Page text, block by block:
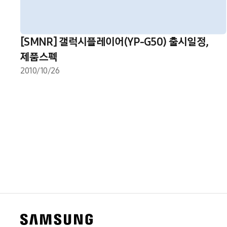
[SMNR] 갤럭시플레이어(YP-G50) 출시일정,
제품스펙
2010/10/26